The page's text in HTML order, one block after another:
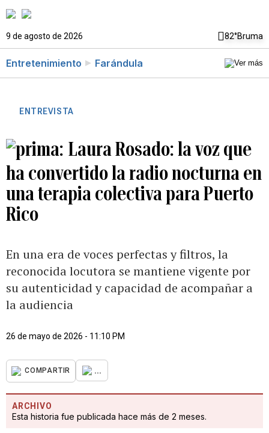
9 de agosto de 2026 82°Bruma
Entretenimiento Farándula
ENTREVISTA
Laura Rosado: la voz que
ha convertido la radio nocturna en
una terapia colectiva para Puerto
Rico
En una era de voces perfectas y filtros, la
reconocida locutora se mantiene vigente por
su autenticidad y capacidad de acompañar a
la audiencia
26 de mayo de 2026 - 11:10 PM
COMPARTIR ...
ARCHIVO
Esta historia fue publicada hace más de 2 meses.